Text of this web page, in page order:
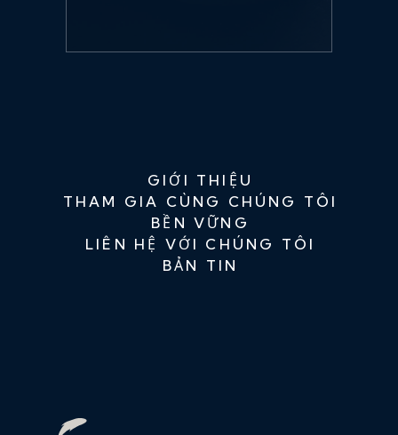
GIỚI THIỆU
THAM GIA CÙNG CHÚNG TÔI
BỀN VỮNG
LIÊN HỆ VỚI CHÚNG TÔI
BẢN TIN